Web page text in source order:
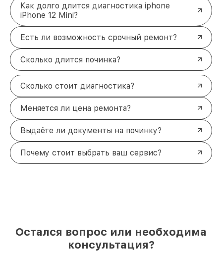
Как долго длится диагностика iphone
iPhone 12 Mini?
Есть ли возможность срочный ремонт?
Сколько длится починка?
Сколько стоит диагностика?
Меняется ли цена ремонта?
Выдаёте ли документы на починку?
Почему стоит выбрать ваш сервис?
Остался вопрос или необходима
консультация?